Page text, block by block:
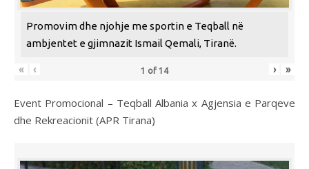
Promovim dhe njohje me sportin e Teqball në
ambjentet e gjimnazit Ismail Qemali, Tiranë.
« ‹ 1 of 14 › »
Event Promocional – Teqball Albania x Agjensia e Parqeve
dhe Rekreacionit (APR Tirana)